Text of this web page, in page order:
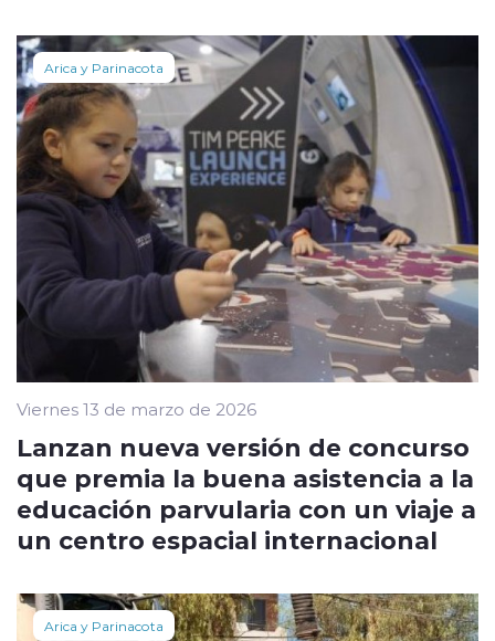
Arica y Parinacota
Viernes 13 de marzo de 2026
Lanzan nueva versión de concurso
que premia la buena asistencia a la
educación parvularia con un viaje a
un centro espacial internacional
Arica y Parinacota